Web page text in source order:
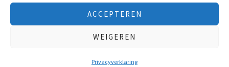
ACCEPTEREN
WEIGEREN
Privacyverklaring
© 2026 Freemasonry Store - Vrijmetselaarswinkel.